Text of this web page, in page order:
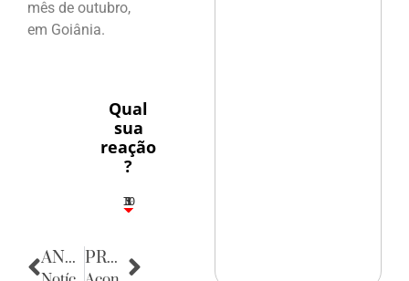
mês de outubro,
em Goiânia.
Qual
sua
reação
?
5
1
1
3
10
ANTERIOR PRÓXIMA